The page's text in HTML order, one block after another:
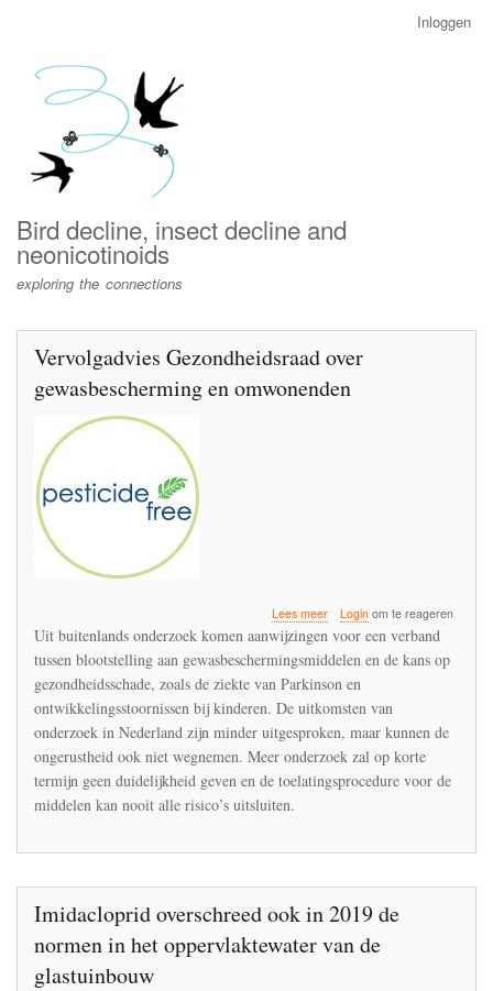
menu
Inloggen
Bird decline, insect decline and
neonicotinoids
exploring the connections
Vervolgadvies Gezondheidsraad over
gewasbescherming en omwonenden
Lees meerover
over
gewasbescherming
en
Loginom te reageren
Uit buitenlands onderzoek komen aanwijzingen voor een verband
tussen blootstelling aan gewasbeschermingsmiddelen en de kans op
gezondheidsschade, zoals de ziekte van Parkinson en
ontwikkelingsstoornissen bij kinderen. De uitkomsten van
onderzoek in Nederland zijn minder uitgesproken, maar kunnen de
ongerustheid ook niet wegnemen. Meer onderzoek zal op korte
termijn geen duidelijkheid geven en de toelatingsprocedure voor de
middelen kan nooit alle risico’s uitsluiten.
Imidacloprid overschreed ook in 2019 de
normen in het oppervlaktewater van de
glastuinbouw